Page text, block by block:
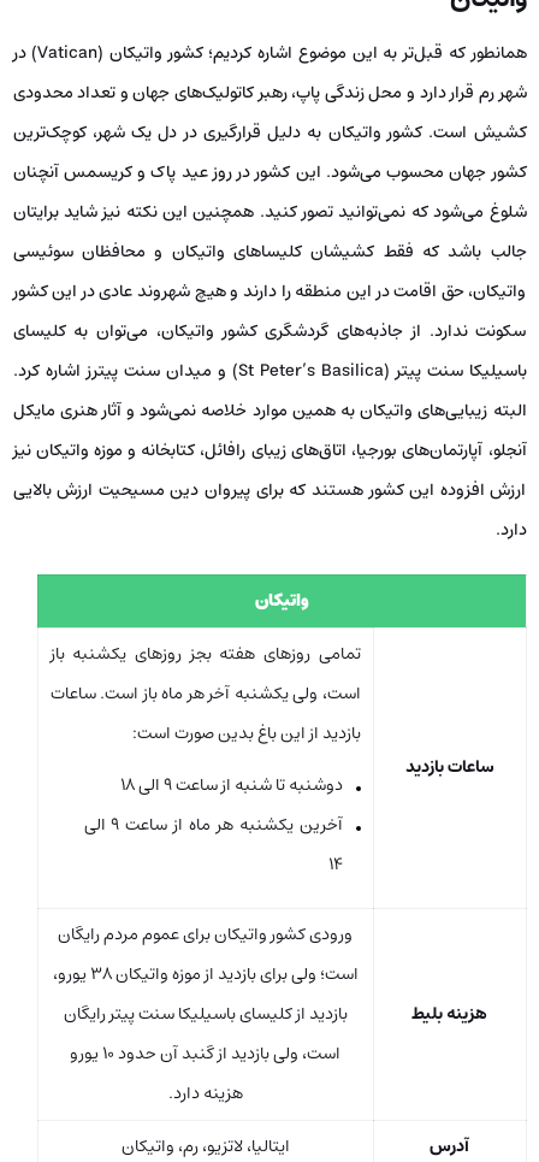
همانطور که قبل‌تر به این موضوع اشاره کردیم؛ کشور واتیکان (Vatican) در
شهر رم قرار دارد و محل زندگی پاپ، رهبر کاتولیک‌های جهان و تعداد محدودی
کشیش است. کشور واتیکان به دلیل قرارگیری در دل یک شهر، کوچک‌ترین
کشور جهان محسوب می‌شود. این کشور در روز عید پاک و کریسمس آنچنان
شلوغ می‌شود که نمی‌توانید تصور کنید. همچنین این نکته نیز شاید برایتان
جالب باشد که فقط کشیشان کلیساهای واتیکان و محافظان سوئیسی
واتیکان، حق اقامت در این منطقه را دارند و هیچ شهروند عادی در این کشور
سکونت ندارد. از جاذبه‌های گردشگری کشور واتیکان، می‌توان به کلیسای
باسیلیکا سنت پیتر (St Peter’s Basilica) و میدان سنت پیترز اشاره کرد.
البته زیبایی‌های واتیکان به همین موارد خلاصه نمی‌شود و آثار هنری مایکل
آنجلو، آپارتمان‌های بورجیا، اتاق‌های زیبای رافائل، کتابخانه و موزه واتیکان نیز
ارزش افزوده این کشور هستند که برای پیروان دین مسیحیت ارزش بالایی
دارد.
واتیکان
ساعات بازدید
تمامی روزهای هفته بجز روزهای یکشنبه باز
است، ولی یکشنبه آخر هر ماه باز است. ساعات
بازدید از این باغ بدین صورت است:
دوشنبه تا شنبه از ساعت 9 الی 18
آخرین یکشنبه هر ماه از ساعت 9 الی
14
هزینه بلیط
ورودی کشور واتیکان برای عموم مردم رایگان
است؛ ولی برای بازدید از موزه واتیکان 38 یورو،
بازدید از کلیسای باسیلیکا سنت پیتر رایگان
است، ولی بازدید از گنبد آن حدود 10 یورو
هزینه دارد.
آدرس
ایتالیا، لاتزیو، رم، واتیکان